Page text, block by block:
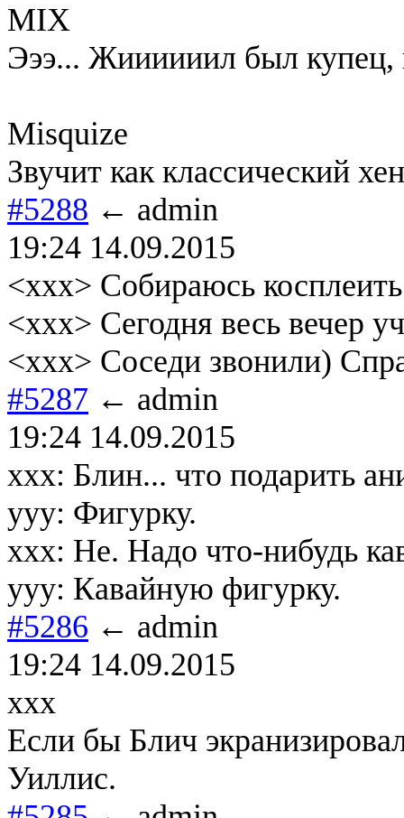
MIX
Эээ... Жиииииил был купец,
Misquize
Звучит как классический
#5288 ← admin
19:24 14.09.2015
<xxx> Собираюсь
<xxx> Сегодня весь вечер
<xxx> Соседи звонили)
#5287 ← admin
19:24 14.09.2015
ххх: Блин... что подарить
yyy: Фигурку.
xxx: Не. Надо что-нибудь
yyy: Кавайную фигурку.
#5286 ← admin
19:24 14.09.2015
xxx
Если бы Блич
Уиллис.